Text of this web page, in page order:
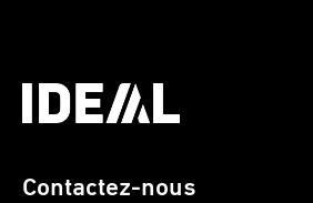
Contactez-nous